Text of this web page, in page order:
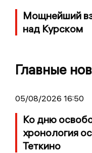
Мощнейший
над Курском
Главные
05/08/2026 16:50
Ко дню
хронология
Теткино